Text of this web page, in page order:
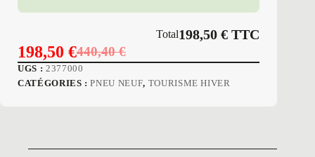
Total198,50€ TTC
440,40€
Le
prix
198,50 €
Le
prix
UGS : 2377000
CATÉGORIES :PNEU NEUF, TOURISME HIVER